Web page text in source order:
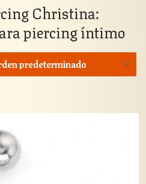
Christina:
piercing íntimo